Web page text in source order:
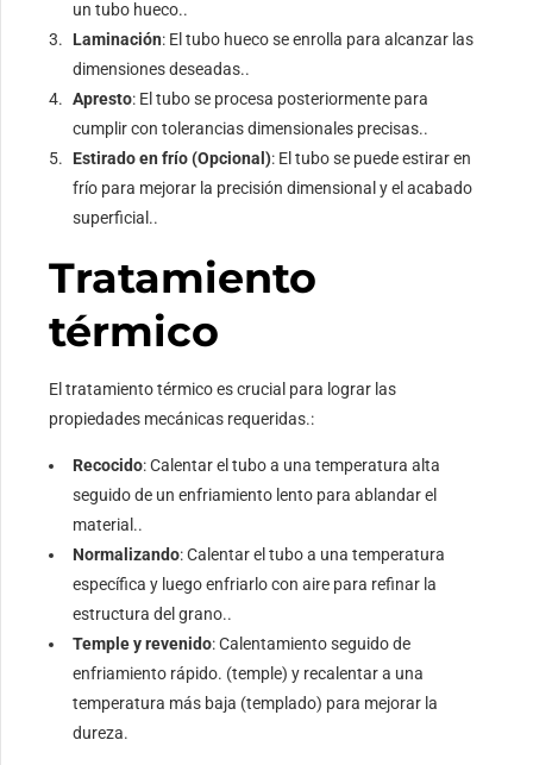
un tubo hueco..
Laminación: El tubo hueco se enrolla para alcanzar las
dimensiones deseadas..
Apresto: El tubo se procesa posteriormente para
cumplir con tolerancias dimensionales precisas..
Estirado en frío (Opcional): El tubo se puede estirar en
frío para mejorar la precisión dimensional y el acabado
superficial..
Tratamiento
térmico
El tratamiento térmico es crucial para lograr las
propiedades mecánicas requeridas.:
Recocido: Calentar el tubo a una temperatura alta
seguido de un enfriamiento lento para ablandar el
material..
Normalizando: Calentar el tubo a una temperatura
específica y luego enfriarlo con aire para refinar la
estructura del grano..
Temple y revenido: Calentamiento seguido de
enfriamiento rápido. (temple) y recalentar a una
temperatura más baja (templado) para mejorar la
dureza.